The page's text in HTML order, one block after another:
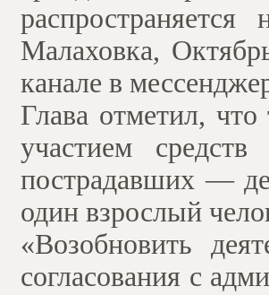
Малаховка,
канале в
Глава отметил,
участием
пострадавших —
один взрослый
«Возобновить
согласования с